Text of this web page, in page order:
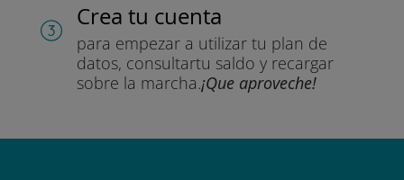
Crea tu cuenta
para empezar a utilizar tu plan de
datos, consultartu saldo y recargar
sobre la marcha.¡Que aproveche!